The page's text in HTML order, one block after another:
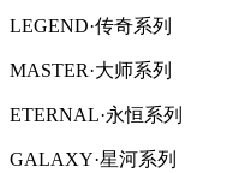
LEGEND·传奇系列
MASTER·大师系列
ETERNAL·永恒系列
GALAXY·星河系列